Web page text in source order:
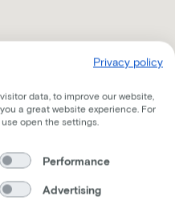
per mail
Privacy policy
data, to improve our website,
a great website experience. For
open the settings.
Performance
Advertising